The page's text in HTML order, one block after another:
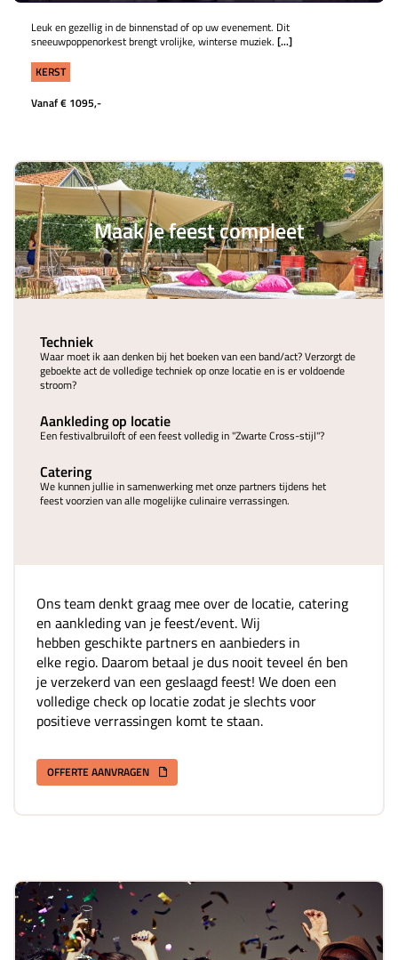
Leuk en gezellig in de binnenstad of op uw evenement. Dit
sneeuwpoppenorkest brengt vrolijke, winterse muziek. [...]
KERST
Vanaf € 1095,-
Maak je feest compleet
Techniek
Waar moet ik aan denken bij het boeken van een band/act? Verzorgt de
geboekte act de volledige techniek op onze locatie en is er voldoende
stroom?
Aankleding op locatie
Een festivalbruiloft of een feest volledig in "Zwarte Cross-stijl"?
Catering
We kunnen jullie in samenwerking met onze partners tijdens het
feest voorzien van alle mogelijke culinaire verrassingen.
Ons team denkt graag mee over de locatie, catering
en aankleding van je feest/event. Wij
hebben geschikte partners en aanbieders in
elke regio. Daarom betaal je dus nooit teveel én ben
je verzekerd van een geslaagd feest! We doen een
volledige check op locatie zodat je slechts voor
positieve verrassingen komt te staan.
OFFERTE AANVRAGEN